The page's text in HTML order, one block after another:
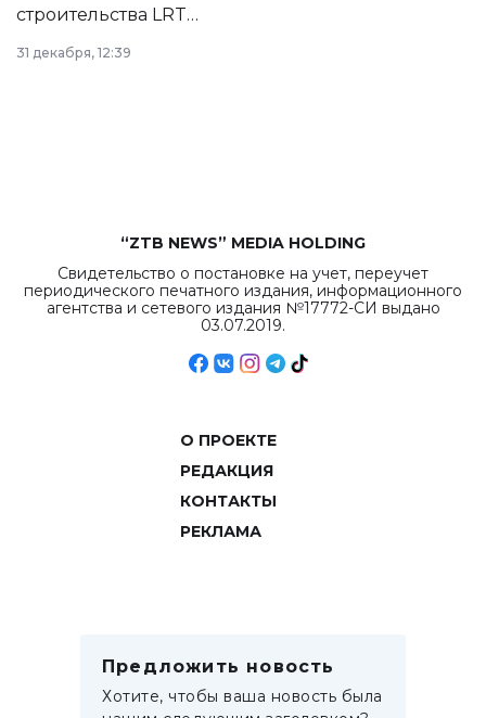
строительства LRT
в Астане из
республиканского
31 декабря, 12:39
“ZTB NEWS” MEDIA HOLDING
Свидетельство о постановке на учет, переучет
периодического печатного издания, информационного
агентства и сетевого издания №17772-СИ выдано
03.07.2019.
О ПРОЕКТЕ
РЕДАКЦИЯ
КОНТАКТЫ
РЕКЛАМА
Предложить новость
Хотите, чтобы ваша новость была